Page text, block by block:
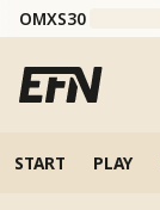
OMXS30
START PLAY